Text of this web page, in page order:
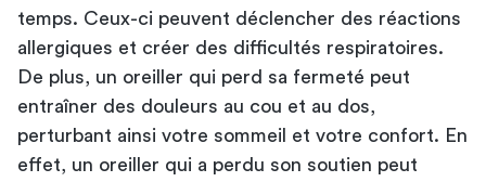
temps. Ceux-ci peuvent déclencher des réactions
allergiques et créer des difficultés respiratoires.
De plus, un oreiller qui perd sa fermeté peut
entraîner des douleurs au cou et au dos,
perturbant ainsi votre sommeil et votre confort. En
effet, un oreiller qui a perdu son soutien peut